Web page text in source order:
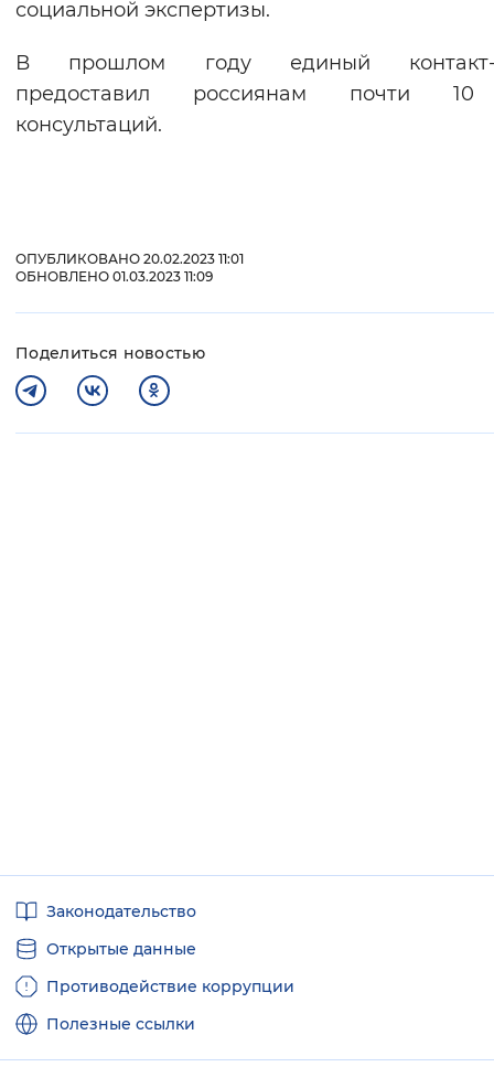
социальной экспертизы.
В прошлом году единый контакт-
предоставил россиянам почти
консультаций.
ОПУБЛИКОВАНО 20.02.2023 11:01
ОБНОВЛЕНО 01.03.2023 11:09
Поделиться новостью
ссылкиЗаконодательство
Открытые данные
Противодействие коррупции
Полезные ссылки